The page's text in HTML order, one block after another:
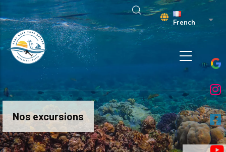
Aller au contenu principal
French
Nos excursions